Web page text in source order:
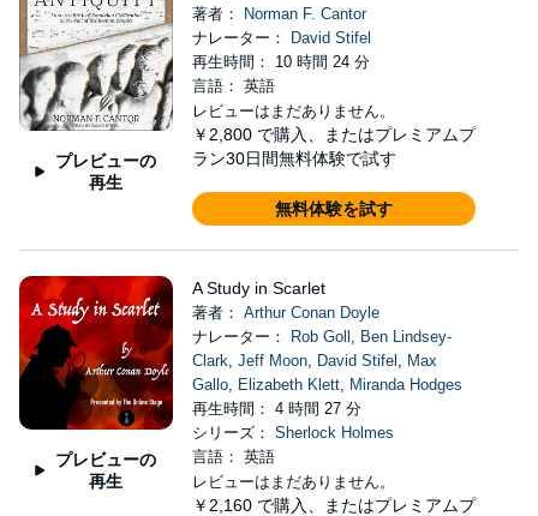
プレビューの
再生
著者：
Norman F. Cantor
ナレーター：
David Stifel
再生時間： 10 時間 24 分
言語： 英語
レビューはまだありません。
￥2,800 で購入、またはプレミアムプ
ラン30日間無料体験で試す
無料体験を試す
プレビューの
再生
A Study in Scarlet
著者： Arthur Conan Doyle
ナレーター：
Rob Goll , Ben Lindsey-
Clark, Jeff Moon, David Stifel , Max
Gallo, Elizabeth Klett, Miranda Hodges
再生時間： 4 時間 27 分
シリーズ： Sherlock Holmes
言語： 英語
レビューはまだありません。
￥2,160 で購入、またはプレミアムプ